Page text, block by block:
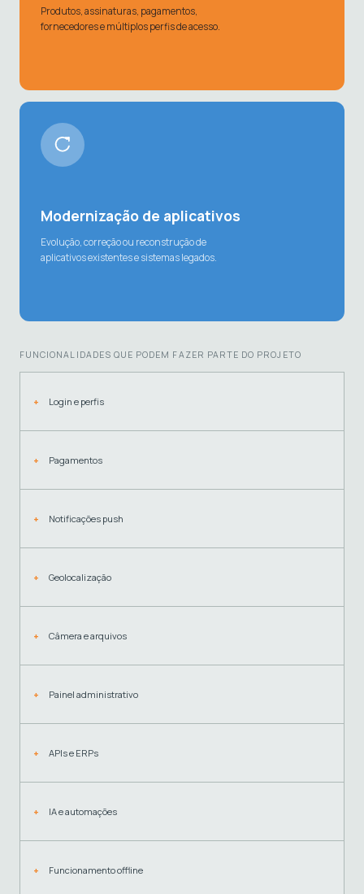
Produtos, assinaturas, pagamentos,
fornecedores e múltiplos perfis de acesso.
Modernização de aplicativos
Evolução, correção ou reconstrução de
aplicativos existentes e sistemas legados.
FUNCIONALIDADES QUE PODEM FAZER PARTE DO PROJETO
Login e perfis
Pagamentos
Notificações push
Geolocalização
Câmera e arquivos
Painel administrativo
APIs e ERPs
IA e automações
Funcionamento offline